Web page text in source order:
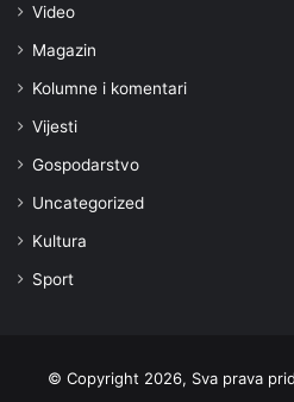
Video
Magazin
Kolumne i komentari
Vijesti
Gospodarstvo
Uncategorized
Kultura
Sport
© Copyright 2026, Sva prava